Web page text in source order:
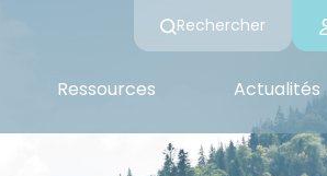
Rechercher
Ressources Actualités